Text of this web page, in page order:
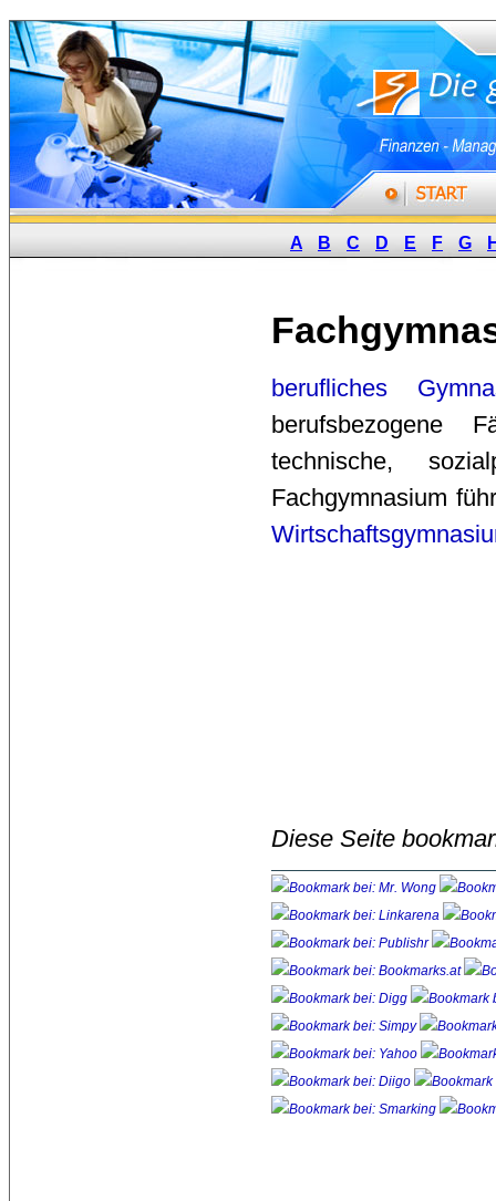
A B C D E F G
berufliches
berufsbezogene
technische,
Fachgymnasium
Diese Seite